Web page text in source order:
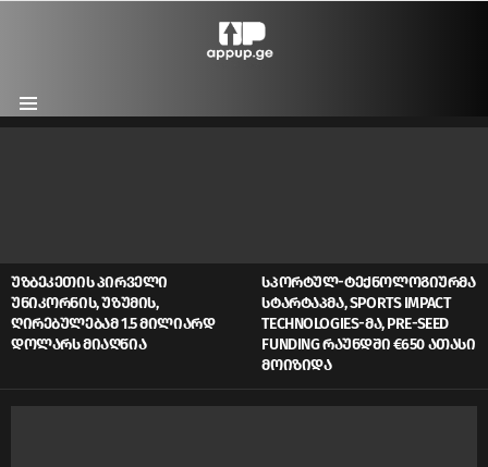
Menu
ᲣᲖᲑᲔᲙᲔᲗᲘᲡ ᲞᲘᲠᲕᲔᲚᲘ
ᲣᲜᲘᲙᲝᲠᲜᲘᲡ, ᲣᲖᲣᲛᲘᲡ,
ᲦᲘᲠᲔᲑᲣᲚᲔᲑᲐᲛ 1.5 ᲛᲘᲚᲘᲐᲠᲓ
ᲓᲝᲚᲐᲠᲡ ᲛᲘᲐᲦᲬᲘᲐ
ᲡᲞᲝᲠᲢᲣᲚ-ᲢᲔᲥᲜᲝᲚᲝᲒᲘᲣᲠᲛᲐ
ᲡᲢᲐᲠᲢᲐᲞᲛᲐ, SPORTS IMPACT
TECHNOLOGIES-ᲛᲐ, PRE-SEED
FUNDING ᲠᲐᲣᲜᲓᲨᲘ €650 ᲐᲗᲐᲡᲘ
ᲛᲝᲘᲖᲘᲓᲐ